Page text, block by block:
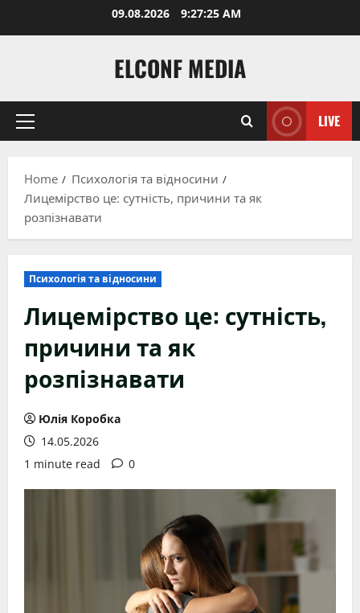
09.08.2026 9:27:27 AM
ELCONF MEDIA
Primary
LIVE
Home
Психологія та відносини
Лицемірство це: сутність, причини та як
розпізнавати
Психологія та відносини
Лицемірство це: сутність,
причини та як
розпізнавати
Юлія Коробка
14.05.2026
1 minute read
0